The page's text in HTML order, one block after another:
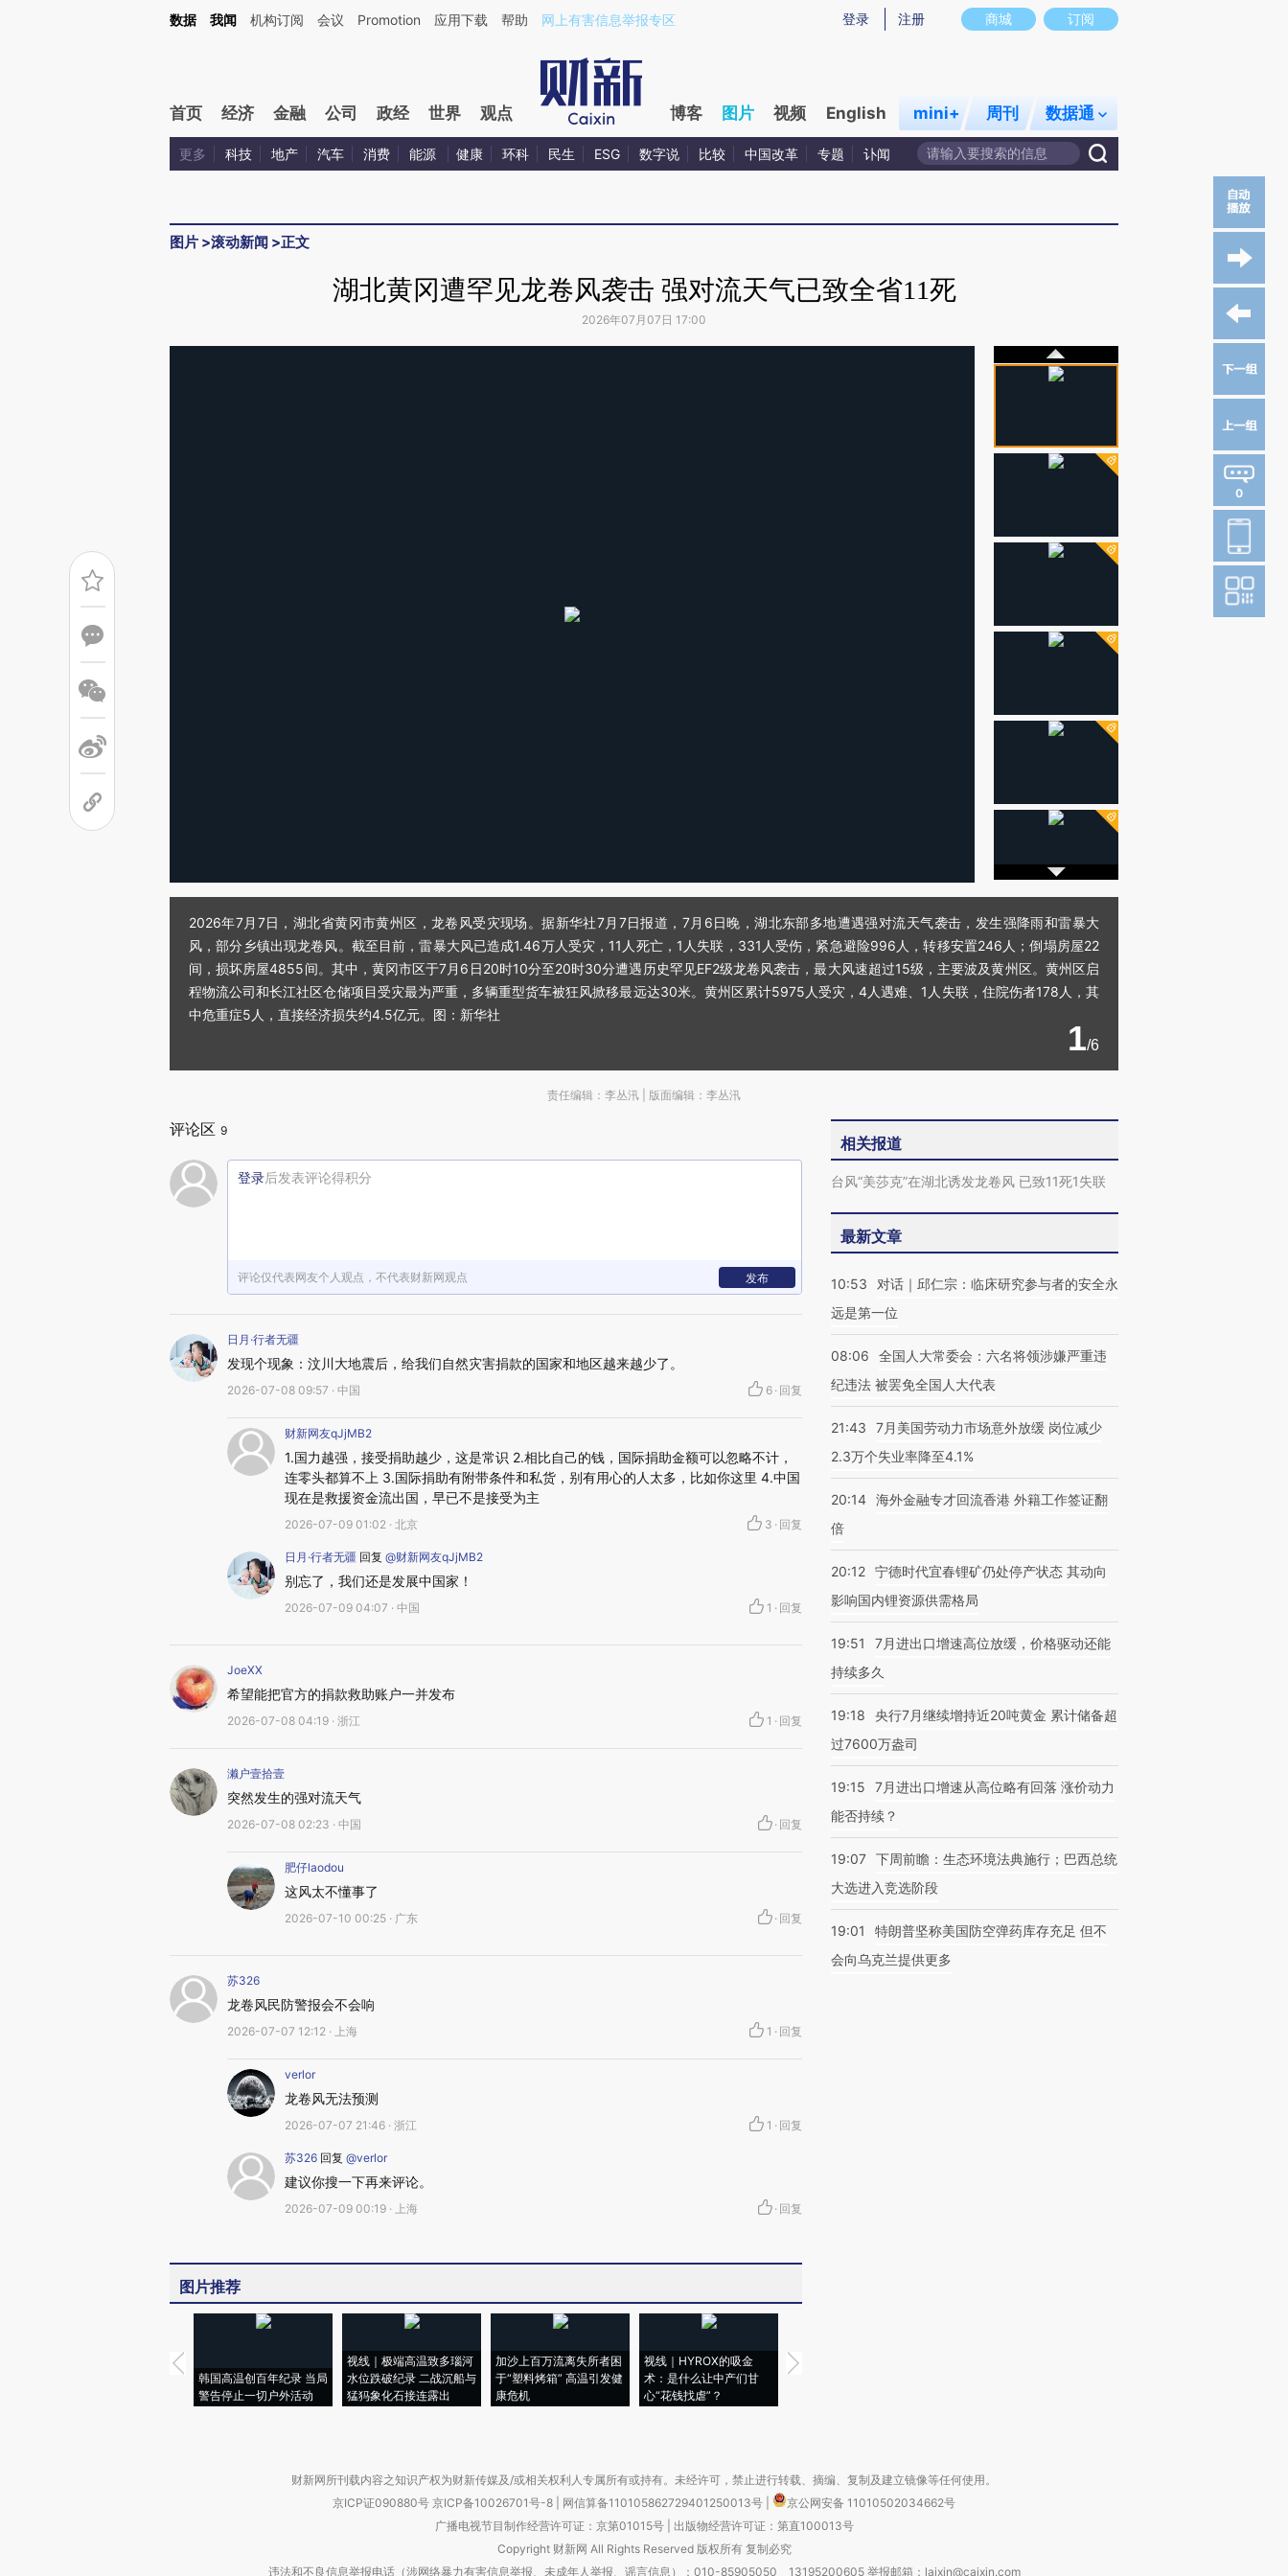
商城 订阅
登录 注册
数据 我闻 机构订阅 会议 Promotion 应用下载 帮助 网上有害信息举报专区
首页 经济 金融 公司 政经 世界 观点 博客 图片 视频 English mini+ 周刊 数据通
更多 科技 地产 汽车 消费 能源 健康 环科 民生 ESG 数字说 比较 中国改革 专题 讣闻
图片 >滚动新闻 >正文
湖北黄冈遭罕见龙卷风袭击 强对流天气已致全省11死
2026年07月07日 17:00
0
登
成
2026年7月7日，湖北省黄冈市黄州区，龙卷风受灾现场。据新华社7月7日报道，7月6日晚，湖北东部多地遭遇强对流天气袭击，发生强降雨和雷暴大
风，部分乡镇出现龙卷风。截至目前，雷暴大风已造成1.46万人受灾，11人死亡，1人失联，331人受伤，紧急避险996人，转移安置246人；倒塌房屋22
间，损坏房屋4855间。其中，黄冈市区于7月6日20时10分至20时30分遭遇历史罕见EF2级龙卷风袭击，最大风速超过15级，主要波及黄州区。黄州区启
程物流公司和长江社区仓储项目受灾最为严重，多辆重型货车被狂风掀移最远达30米。黄州区累计5975人受灾，4人遇难、1人失联，住院伤者178人，其
中危重症5人，直接经济损失约4.5亿元。图：新华社
1/6
责任编辑：李丛汛 | 版面编辑：李丛汛
评论区 9
登录后发表评论得积分
评论仅代表网友个人观点，不代表财新网观点 发布
日月·行者无疆
发现个现象：汶川大地震后，给我们自然灾害捐款的国家和地区越来越少了。
2026-07-08 09:57 · 中国 6 · 回复
财新网友qJjMB2
1.国力越强，接受捐助越少，这是常识 2.相比自己的钱，国际捐助金额可以忽略不计，
连零头都算不上 3.国际捐助有附带条件和私货，别有用心的人太多，比如你这里 4.中国
现在是救援资金流出国，早已不是接受为主
2026-07-09 01:02 · 北京 3 · 回复
日月·行者无疆 回复 @财新网友qJjMB2
别忘了，我们还是发展中国家！
2026-07-09 04:07 · 中国 1 · 回复
JoeXX
希望能把官方的捐款救助账户一并发布
2026-07-08 04:19 · 浙江 1 · 回复
濑户壹拾壹
突然发生的强对流天气
2026-07-08 02:23 · 中国 · 回复
肥仔laodou
这风太不懂事了
2026-07-10 00:25 · 广东 · 回复
苏326
龙卷风民防警报会不会响
2026-07-07 12:12 · 上海 1 · 回复
verlor
龙卷风无法预测
2026-07-07 21:46 · 浙江 1 · 回复
苏326 回复 @verlor
建议你搜一下再来评论。
2026-07-09 00:19 · 上海 · 回复
图片推荐
韩国高温创百年纪录 当局
警告停止一切户外活动
视线｜极端高温致多瑙河
水位跌破纪录 二战沉船与
猛犸象化石接连露出
加沙上百万流离失所者困
于“塑料烤箱” 高温引发健
康危机
视线｜HYROX的吸金
术：是什么让中产们甘
心“花钱找虐”？
马航飞行员跨国走私7万
相关报道
台风“美莎克”在湖北诱发龙卷风 已致11死1失联
最新文章
10:53
对话｜邱仁宗：临床研究参与者的安全永
远是第一位
08:06
全国人大常委会：六名将领涉嫌严重违
纪违法 被罢免全国人大代表
21:43
7月美国劳动力市场意外放缓 岗位减少
2.3万个失业率降至4.1%
20:14 海外金融专才回流香港 外籍工作签证翻
倍
20:12 宁德时代宜春锂矿仍处停产状态 其动向
影响国内锂资源供需格局
19:51
7月进出口增速高位放缓，价格驱动还能
持续多久
19:18
央行7月继续增持近20吨黄金 累计储备超
过7600万盎司
19:15
7月进出口增速从高位略有回落 涨价动力
能否持续？
19:07 下周前瞻：生态环境法典施行；巴西总统
大选进入竞选阶段
19:01
特朗普坚称美国防空弹药库存充足 但不
会向乌克兰提供更多
财新网所刊载内容之知识产权为财新传媒及/或相关权利人专属所有或持有。未经许可，禁止进行转载、摘编、复制及建立镜像等任何使用。
京ICP证090880号 京ICP备10026701号-8 网信算备110105862729401250013号
京公网安备 11010502034662号
广播电视节目制作经营许可证：京第01015号| 出版物经营许可证：第直100013号
Copyright 财新网 All Rights Reserved 版权所有 复制必究
违法和不良信息举报电话（涉网络暴力有害信息举报、未成年人举报、谣言信息）：010-85905050 13195200605 举报邮箱：laixin@caixin.com